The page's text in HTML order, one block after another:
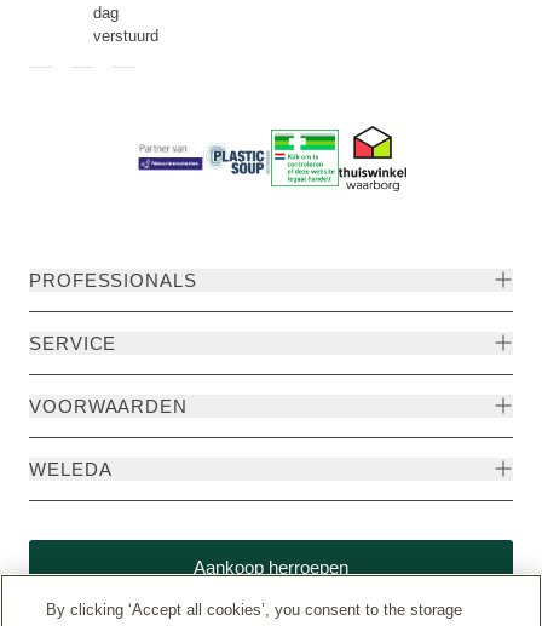
dag
verstuurd
PROFESSIONALS
SERVICE
VOORWAARDEN
WELEDA
Aankoop herroepen
By clicking ‘Accept all cookies’, you consent to the storage